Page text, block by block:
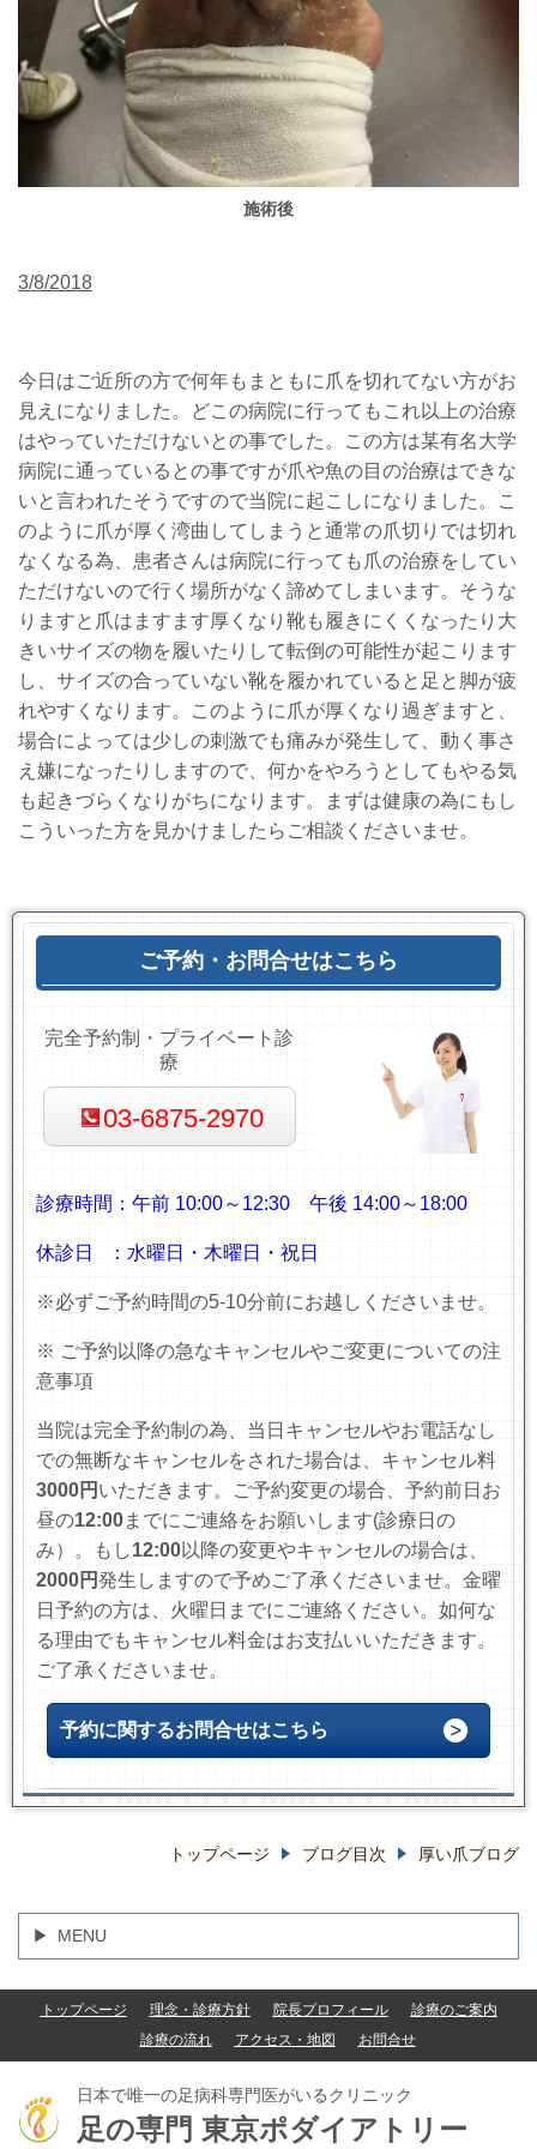
施術後
3/8/2018
今日はご近所の方で何年もまともに爪を切れてない方がお
見えになりました。どこの病院に行ってもこれ以上の治療
はやっていただけないとの事でした。この方は某有名大学
病院に通っているとの事ですが爪や魚の目の治療はできな
いと言われたそうですので当院に起こしになりました。こ
のように爪が厚く湾曲してしまうと通常の爪切りでは切れ
なくなる為、患者さんは病院に行っても爪の治療をしてい
ただけないので行く場所がなく諦めてしまいます。そうな
りますと爪はますます厚くなり靴も履きにくくなったり大
きいサイズの物を履いたりして転倒の可能性が起こります
し、サイズの合っていない靴を履かれていると足と脚が疲
れやすくなります。このように爪が厚くなり過ぎますと、
場合によっては少しの刺激でも痛みが発生して、動く事さ
え嫌になったりしますので、何かをやろうとしてもやる気
も起きづらくなりがちになります。まずは健康の為にもし
こういった方を見かけましたらご相談くださいませ。
ご予約・お問合せはこちら
完全予約制・プライベート診
療
03-6875-2970
診療時間： 午前 10:00～12:30 午後 14:00～18:00
休診日 ：水曜日・木曜日・祝日
※必ずご予約時間の5-10分前にお越しくださいませ。
※ ご予約以降の急なキャンセルやご変更についての注
意事項
当院は完全予約制の為、当日キャンセルやお電話なし
での無断なキャンセルをされた場合は、キャンセル料
3000円 いただきます。
ご予約変更の場合、予約前日お
昼の12:00までにご連絡をお願いします(診療日の
み）
。もし12:00以降の変更やキャンセルの場合は、
2000円発生しますので予めご了承くださいませ。金曜
日予約の方は、火曜日までにご連絡ください。如何な
る理由でもキャンセル料金はお支払いいただきます。
ご了承くださいませ。
予約に関するお問合せはこちら
トップページ ブログ目次 厚い爪ブログ
MENU
トップページ 理念・診療方針 院長プロフィール
診療のご案内
診療の流れ
アクセス・地図 お問合せ
日本で唯一の足病科専門医がいるクリニック
足の専門 東京ポダイアトリー